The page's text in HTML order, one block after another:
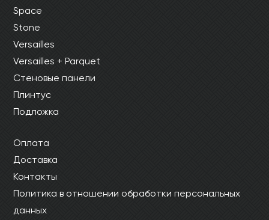
Space
Stone
Versailles
Versailles + Parquet
Стеновые панели
Плинтус
Подложка
Оплата
Доставка
Контакты
Политика в отношении обработки персональных
данных